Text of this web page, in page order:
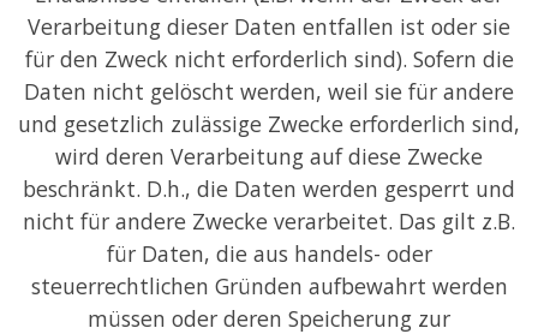
Verarbeitung dieser Daten entfallen ist oder sie
für den Zweck nicht erforderlich sind). Sofern die
Daten nicht gelöscht werden, weil sie für andere
und gesetzlich zulässige Zwecke erforderlich sind,
wird deren Verarbeitung auf diese Zwecke
beschränkt. D.h., die Daten werden gesperrt und
nicht für andere Zwecke verarbeitet. Das gilt z.B.
für Daten, die aus handels- oder
steuerrechtlichen Gründen aufbewahrt werden
müssen oder deren Speicherung zur